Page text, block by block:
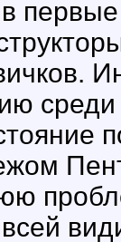
среди
всей